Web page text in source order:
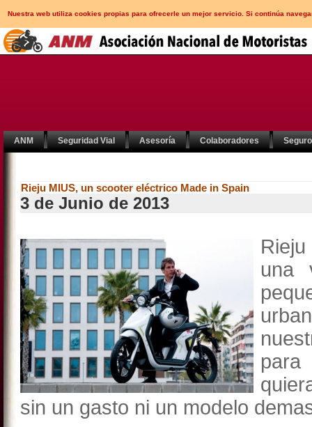
Nuestra web utiliza cookies propias para ofrecerle un mejor servicio. Si continúa
ANM Seguridad Vial Asesoría Colaboradores
Rieju MIUS, un scooter eléctrico Made in Spain
3 de Junio de 2013
una
para
sin un gasto ni un modelo